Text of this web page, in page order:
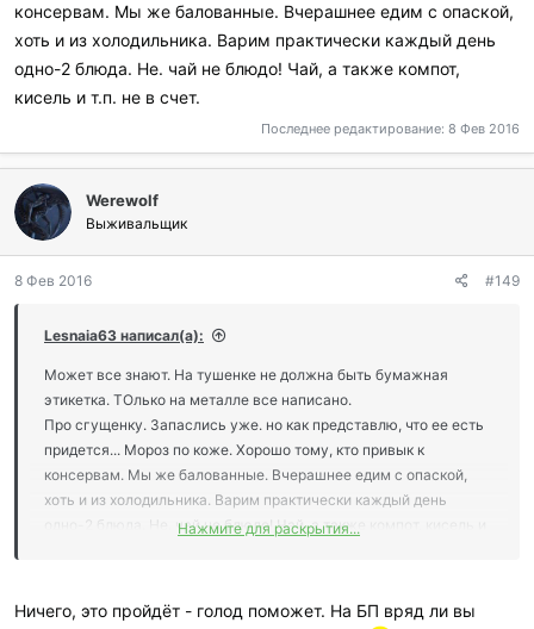
консервам. Мы же балованные. Вчерашнее едим с опаской,
хоть и из холодильника. Варим практически каждый день
одно-2 блюда. Не. чай не блюдо! Чай, а также компот,
кисель и т.п. не в счет.
Последнее редактирование: 8 Фев 2016
Werewolf
Выживальщик
8 Фев 2016 #149
Lesnaia63 написал(а):
Может все знают. На тушенке не должна быть бумажная
этикетка. ТОлько на металле все написано.
Про сгущенку. Запаслись уже. но как представлю, что ее есть
придется... Мороз по коже. Хорошо тому, кто привык к
консервам. Мы же балованные. Вчерашнее едим с опаской,
хоть и из холодильника. Варим практически каждый день
одно-2 блюда. Не. чай не блюдо! Чай, а также компот, кисель и
Нажмите для раскрытия...
Ничего, это пройдёт - голод поможет. На БП вряд ли вы